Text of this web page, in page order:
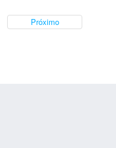
Próximo